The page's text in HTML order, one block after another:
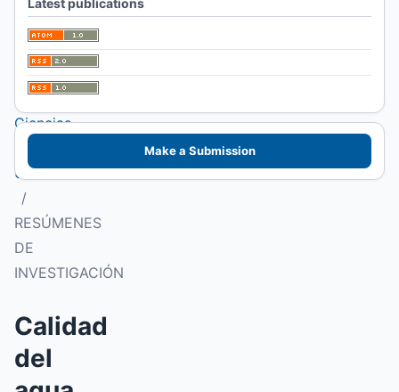
Patagónico de
Alimentos.
Facultad de
Ciencias
UNLPam
/
RESÚMENES
DE
INVESTIGACIÓN
Calidad
del
Make a Submission